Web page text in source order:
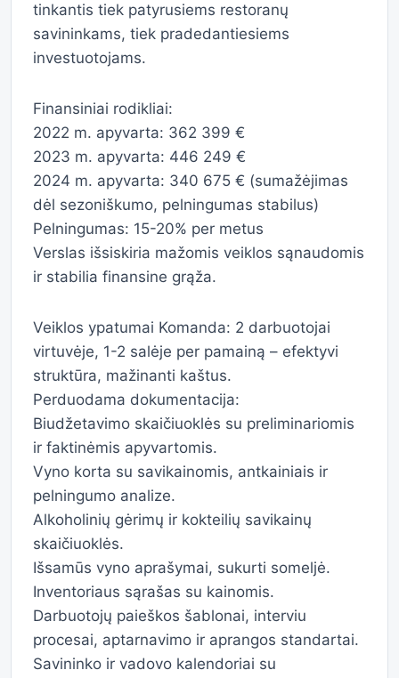
tinkantis tiek patyrusiems restoranų
savininkams, tiek pradedantiesiems
investuotojams.
Finansiniai rodikliai:
2022 m. apyvarta: 362 399 €
2023 m. apyvarta: 446 249 €
2024 m. apyvarta: 340 675 € (sumažėjimas
dėl sezoniškumo, pelningumas stabilus)
Pelningumas: 15-20% per metus
Verslas išsiskiria mažomis veiklos sąnaudomis
ir stabilia finansine grąža.
Veiklos ypatumai Komanda: 2 darbuotojai
virtuvėje, 1-2 salėje per pamainą – efektyvi
struktūra, mažinanti kaštus.
Perduodama dokumentacija:
Biudžetavimo skaičiuoklės su preliminariomis
ir faktinėmis apyvartomis.
Vyno korta su savikainomis, antkainiais ir
pelningumo analize.
Alkoholinių gėrimų ir kokteilių savikainų
skaičiuoklės.
Išsamūs vyno aprašymai, sukurti someljė.
Inventoriaus sąrašas su kainomis.
Darbuotojų paieškos šablonai, interviu
procesai, aptarnavimo ir aprangos standartai.
Savininko ir vadovo kalendoriai su